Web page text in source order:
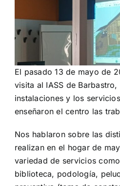
El pasado 13 de mayo de
visita al IASS de
instalaciones y los
enseñaron el centro las
Nos hablaron sobre las
realizan en el hogar de
variedad de servicios
biblioteca, podología,